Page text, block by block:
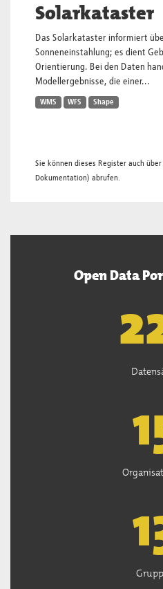
Solarkataster
Das Solarkataster informiert
Sonneneinstahlung; es dient
Orientierung. Bei den Daten
Modellergebnisse, die einer...
WMS WFS Shape
Sie können dieses Register auch über
Dokumentation) abrufen.
Open Data